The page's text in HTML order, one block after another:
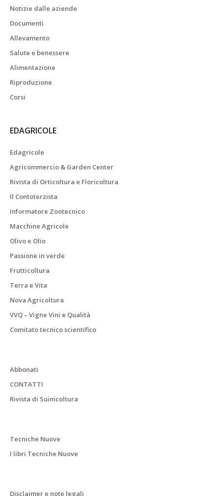
Notizie dalle aziende
Documenti
Allevamento
Salute e benessere
Alimentazione
Riproduzione
Corsi
EDAGRICOLE
Edagricole
Agricommercio & Garden Center
Rivista di Orticoltura e Floricoltura
Il Contoterzista
Informatore Zootecnico
Macchine Agricole
Olivo e Olio
Passione in verde
Frutticoltura
Terra e Vita
Nova Agricoltura
VVQ – Vigne Vini e Qualità
Comitato tecnico scientifico
Abbonati
CONTATTI
Rivista di Suinicoltura
Tecniche Nuove
I libri Tecniche Nuove
Disclaimer e note legali